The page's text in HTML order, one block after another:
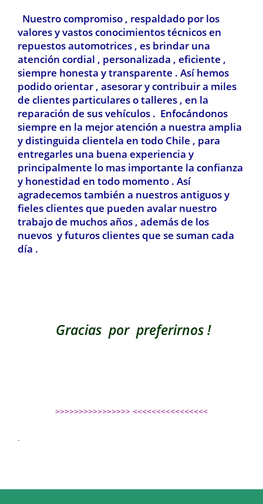
Nuestro compromiso , respaldado por los
valores y vastos conocimientos técnicos en
repuestos automotrices , es brindar una
atención cordial , personalizada , eficiente ,
siempre honesta y transparente . Así hemos
podido orientar , asesorar y contribuir a miles
de clientes particulares o talleres , en la
reparación de sus vehículos . Enfocándonos
siempre en la mejor atención a nuestra amplia
y distinguida clientela en todo Chile , para
entregarles una buena experiencia y
principalmente lo mas importante la confianza
y honestidad en todo momento . Así
agradecemos también a nuestros antiguos y
fieles clientes que pueden avalar nuestro
trabajo de muchos años , además de los
nuevos y futuros clientes que se suman cada
día .
Gracias por preferirnos !
>>>>>>>>>>>>>>>> <<<<<<<<<<<<<<<<
.